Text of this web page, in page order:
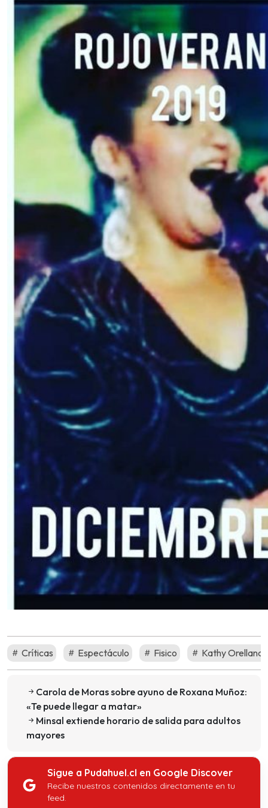
Críticas Espectáculo Fisico Kathy Orellana
Carola de Moras sobre ayuno de Roxana Muñoz:
«Te puede llegar a matar»
Minsal extiende horario de salida para adultos
mayores
Sigue a Pudahuel.cl en Google Discover
Recibe nuestros contenidos directamente en tu
feed.